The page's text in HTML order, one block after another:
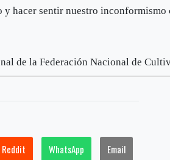
y hacer sentir nuestro
de la Federación Nacional de
Reddit WhatsApp Email